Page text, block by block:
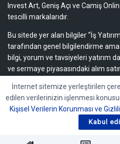
Invest Art, Geniş Açı ve Camiş
tescilli markalarıdır.
Bu sitede yer alan bilgiler “İş
tarafından genel bilgilendirme
bilgi, yorum ve tavsiyeleri yatırım
ve sermaye piyasasındaki alım
Bu içeriğe ilişkin tüm telif hakları İş
aittir. Bu içerik, açık iznimiz
herhangi bir amaçla, kısmen veya
dağıtılamaz, yayımlanamaz veya
İnternet sitemize yerleştirilen
edilen verilerinizin işlenmesi
Kişisel Verilerin Korunması ve
Kabul